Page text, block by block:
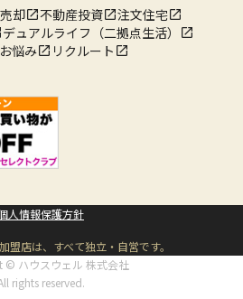
却 不動産投資
注文住宅
デュアルライフ（二拠点生活）
悩み
リクルート
人情報保護方針
盟店は、すべて独立・自営です。
© ハウスウェル 株式会社
rights reserved.